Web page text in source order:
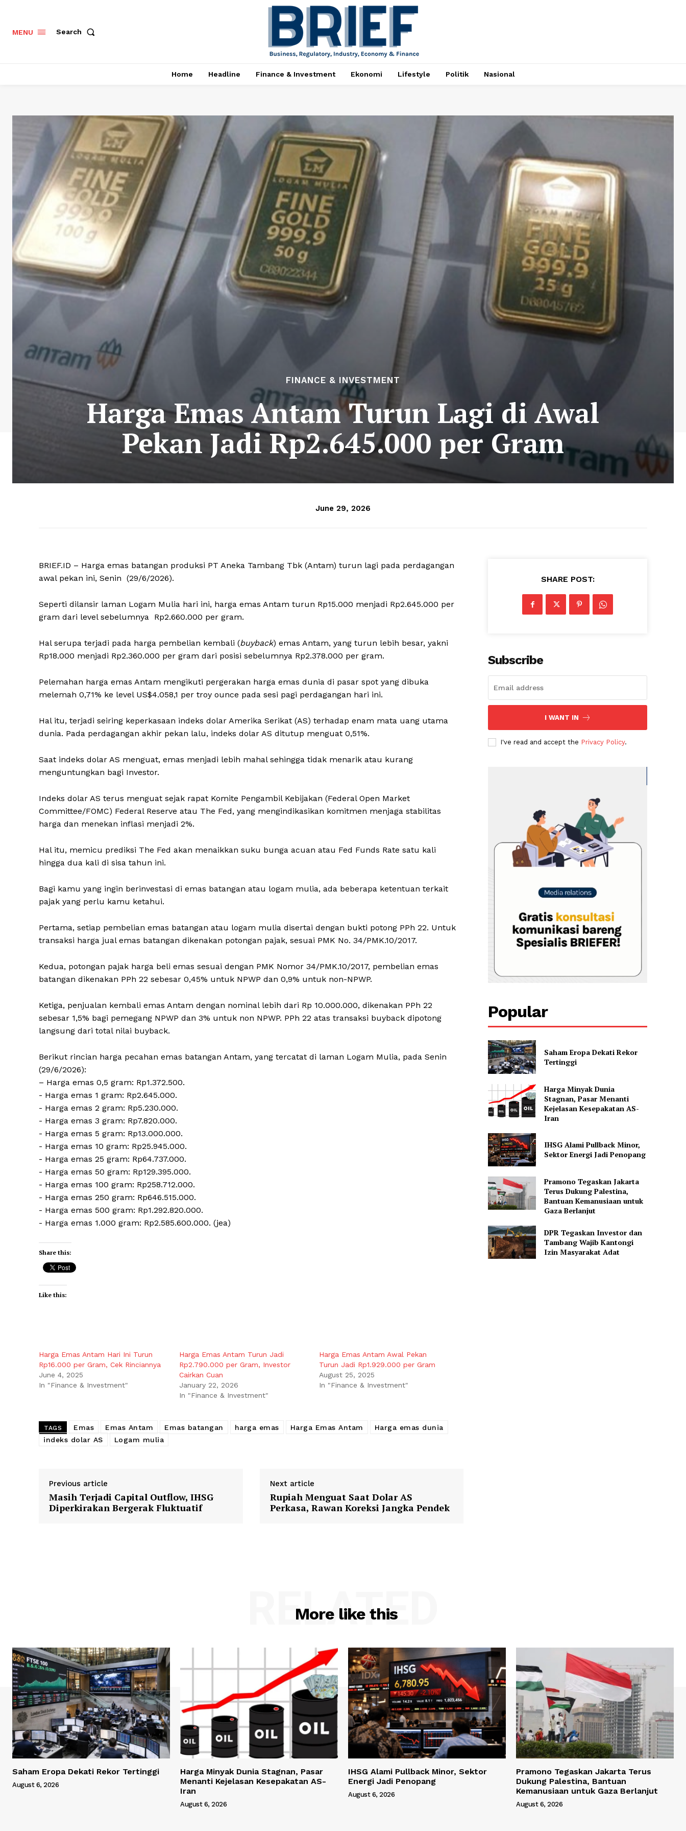
MENU Search
Home Headline Finance & Investment Ekonomi Lifestyle Politik Nasional
FINANCE & INVESTMENT
Harga Emas Antam Turun Lagi di Awal
Pekan Jadi Rp2.645.000 per Gram
June 29, 2026
BRIEF.ID – Harga emas batangan produksi PT Aneka Tambang Tbk (Antam) turun lagi pada perdagangan
awal pekan ini, Senin (29/6/2026).
Seperti dilansir laman Logam Mulia hari ini, harga emas Antam turun Rp15.000 menjadi Rp2.645.000 per
gram dari level sebelumnya Rp2.660.000 per gram.
Hal serupa terjadi pada harga pembelian kembali (buyback) emas Antam, yang turun lebih besar, yakni
Rp18.000 menjadi Rp2.360.000 per gram dari posisi sebelumnya Rp2.378.000 per gram.
Pelemahan harga emas Antam mengikuti pergerakan harga emas dunia di pasar spot yang dibuka
melemah 0,71% ke level US$4.058,1 per troy ounce pada sesi pagi perdagangan hari ini.
Hal itu, terjadi seiring keperkasaan indeks dolar Amerika Serikat (AS) terhadap enam mata uang utama
dunia. Pada perdagangan akhir pekan lalu, indeks dolar AS ditutup menguat 0,51%.
Saat indeks dolar AS menguat, emas menjadi lebih mahal sehingga tidak menarik atau kurang
menguntungkan bagi Investor.
Indeks dolar AS terus menguat sejak rapat Komite Pengambil Kebijakan (Federal Open Market
Committee/FOMC) Federal Reserve atau The Fed, yang mengindikasikan komitmen menjaga stabilitas
harga dan menekan inflasi menjadi 2%.
Hal itu, memicu prediksi The Fed akan menaikkan suku bunga acuan atau Fed Funds Rate satu kali
hingga dua kali di sisa tahun ini.
Bagi kamu yang ingin berinvestasi di emas batangan atau logam mulia, ada beberapa ketentuan terkait
pajak yang perlu kamu ketahui.
Pertama, setiap pembelian emas batangan atau logam mulia disertai dengan bukti potong PPh 22. Untuk
transaksi harga jual emas batangan dikenakan potongan pajak, sesuai PMK No. 34/PMK.10/2017.
Kedua, potongan pajak harga beli emas sesuai dengan PMK Nomor 34/PMK.10/2017, pembelian emas
batangan dikenakan PPh 22 sebesar 0,45% untuk NPWP dan 0,9% untuk non-NPWP.
Ketiga, penjualan kembali emas Antam dengan nominal lebih dari Rp 10.000.000, dikenakan PPh 22
sebesar 1,5% bagi pemegang NPWP dan 3% untuk non NPWP. PPh 22 atas transaksi buyback dipotong
langsung dari total nilai buyback.
Berikut rincian harga pecahan emas batangan Antam, yang tercatat di laman Logam Mulia, pada Senin
(29/6/2026):
– Harga emas 0,5 gram: Rp1.372.500.
‎- ⁠Harga emas 1 gram: Rp2.645.000.
‎- ⁠Harga emas 2 gram: Rp5.230.000.
‎- ⁠Harga emas 3 gram: Rp7.820.000.
‎- ⁠Harga emas 5 gram: Rp13.000.000.
‎- ⁠Harga emas 10 gram: Rp25.945.000.
‎- Harga emas 25 gram: Rp64.737.000.
‎- ⁠Harga emas 50 gram: Rp129.395.000.
‎- ⁠Harga emas 100 gram: Rp258.712.000.
‎- ⁠Harga emas 250 gram: Rp646.515.000.
‎- ⁠Harga emas 500 gram: Rp1.292.820.000.
‎- ⁠Harga emas 1.000 gram: Rp2.585.600.000. (jea)
Share this:
Like this:
Harga Emas Antam Hari Ini Turun
Rp16.000 per Gram, Cek Rinciannya
June 4, 2025
In "Finance & Investment"
Harga Emas Antam Turun Jadi
Rp2.790.000 per Gram, Investor
Cairkan Cuan
January 22, 2026
In "Finance & Investment"
Harga Emas Antam Awal Pekan
Turun Jadi Rp1.929.000 per Gram
August 25, 2025
In "Finance & Investment"
TAGS Emas Emas Antam Emas batangan harga emas Harga Emas Antam
Harga emas dunia
indeks dolar AS
Logam mulia
Previous article
Masih Terjadi Capital Outflow, IHSG
Diperkirakan Bergerak Fluktuatif
Next article
Rupiah Menguat Saat Dolar AS
Perkasa, Rawan Koreksi Jangka Pendek
SHARE POST:
Subscribe
I WANT IN
I've read and accept the Privacy Policy.
Popular
Saham Eropa Dekati Rekor
Tertinggi
Harga Minyak Dunia
Stagnan, Pasar Menanti
Kejelasan Kesepakatan AS-
Iran
IHSG Alami Pullback Minor,
Sektor Energi Jadi Penopang
Pramono Tegaskan Jakarta
Terus Dukung Palestina,
Bantuan Kemanusiaan untuk
Gaza Berlanjut
DPR Tegaskan Investor dan
Tambang Wajib Kantongi
Izin Masyarakat Adat
More like this
RELATED
Saham Eropa Dekati Rekor Tertinggi
August 6, 2026
Harga Minyak Dunia Stagnan, Pasar
Menanti Kejelasan Kesepakatan AS-
Iran
August 6, 2026
IHSG Alami Pullback Minor, Sektor
Energi Jadi Penopang
August 6, 2026
Pramono Tegaskan Jakarta Terus
Dukung Palestina, Bantuan
Kemanusiaan untuk Gaza Berlanjut
August 6, 2026